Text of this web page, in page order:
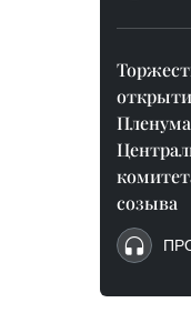
Пленума
созыва